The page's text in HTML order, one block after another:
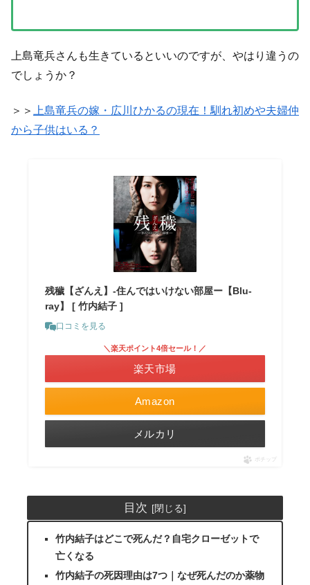
上島竜兵さんも生きているといいのですが、やはり違うの
でしょうか？
＞＞
上島竜兵の嫁・広川ひかるの現在！馴れ初めや夫婦仲
から子供はいる？
残穢【ざんえ】-住んではいけない部屋ー【Blu-
ray】 [ 竹内結子 ]
口コミを見る
Amazon
＼楽天ポイント4倍セール！／
楽天市場
メルカリ
ポチップ
目次
竹内結子はどこで死んだ？自宅クローゼットで
亡くなる
竹内結子の死因理由は7つ｜なぜ死んだのか薬物